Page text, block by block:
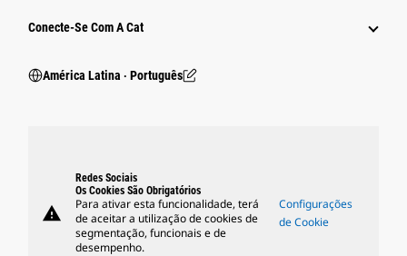
Conecte-Se Com A Cat
América Latina ‧ Português
warning
Redes Sociais
Os Cookies São Obrigatórios
Para ativar esta funcionalidade, terá
de aceitar a utilização de cookies de
segmentação, funcionais e de
desempenho.
Configurações
de Cookie